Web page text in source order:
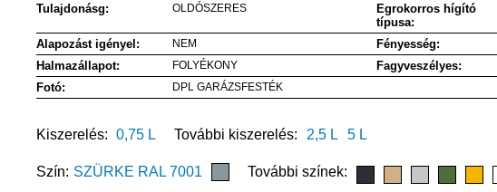
Tulajdonásg: OLDÓSZERES
Egrokorros hígító
típusa:
Alapozást igényel: NEM Fényesség:
Halmazállapot: FOLYÉKONY Fagyveszélyes:
Fotó: DPL GARÁZSFESTÉK
Kiszerelés: 0,75 L További kiszerelés: 2,5 L 5 L
Szín: SZÜRKE RAL 7001 További színek: